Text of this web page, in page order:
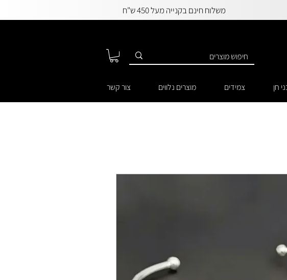
משלוח חינם בקנייה מעל 450 ש"ח
חן צמידים מוצרים נלווים צור קשר